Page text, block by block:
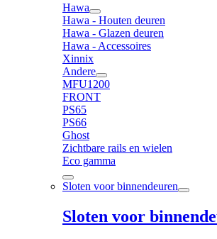
Hawa
Hawa - Houten deuren
Hawa - Glazen deuren
Hawa - Accessoires
Xinnix
Andere
MFU1200
FRONT
PS65
PS66
Ghost
Zichtbare rails en wielen
Eco gamma
Sloten voor binnendeuren
Sloten voor